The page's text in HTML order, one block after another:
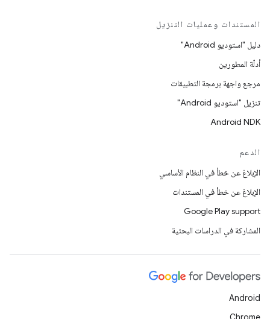
المستندات وعمليات التنزيل
دليل "استوديو Android"
أدلّة المطورين
مرجع واجهة برمجة التطبيقات
تنزيل "استوديو Android"
Android NDK
الدعم
الإبلاغ عن خطأ في النظام الأساسي
الإبلاغ عن خطأ في المستندات
Google Play support
المشاركة في الدراسات البحثية
Android